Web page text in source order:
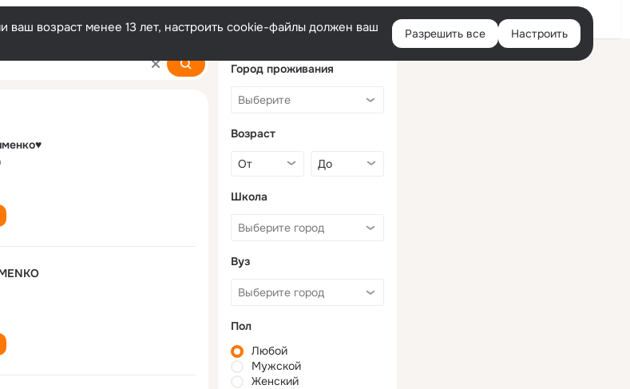
Войти
возраст менее 13 лет, настроить cookie-файлы должен ваш
Разрешить все Настроить
Город проживания
Возраст
Школа
Вуз
Пол
Любой
Мужской
Женский